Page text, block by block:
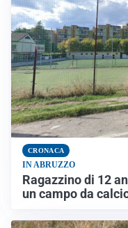
CRONACA
IN ABRUZZO
Ragazzino di 12
un campo da